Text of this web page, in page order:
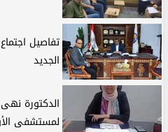
تفاصيل
الجديد
الدكتورة
لمستشفى